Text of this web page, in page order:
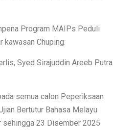
Program MAIPs Peduli
Chuping.
Syed Sirajuddin Areeb Putra
semua calon Peperiksaan
Bertutur Bahasa Melayu
sehingga 23 Disember 2025